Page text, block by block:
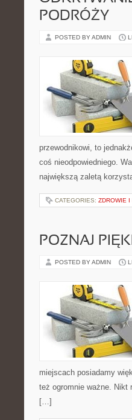
PODRÓŻY
POSTED BY ADMIN
przewodnikowi, to
coś nieodpowiedniego.
największą zaletą
CATEGORIES: ZDROWIE I
POZNAJ
POSTED BY ADMIN
miejscach posiadamy
też ogromnie ważne. Nikt
[…]